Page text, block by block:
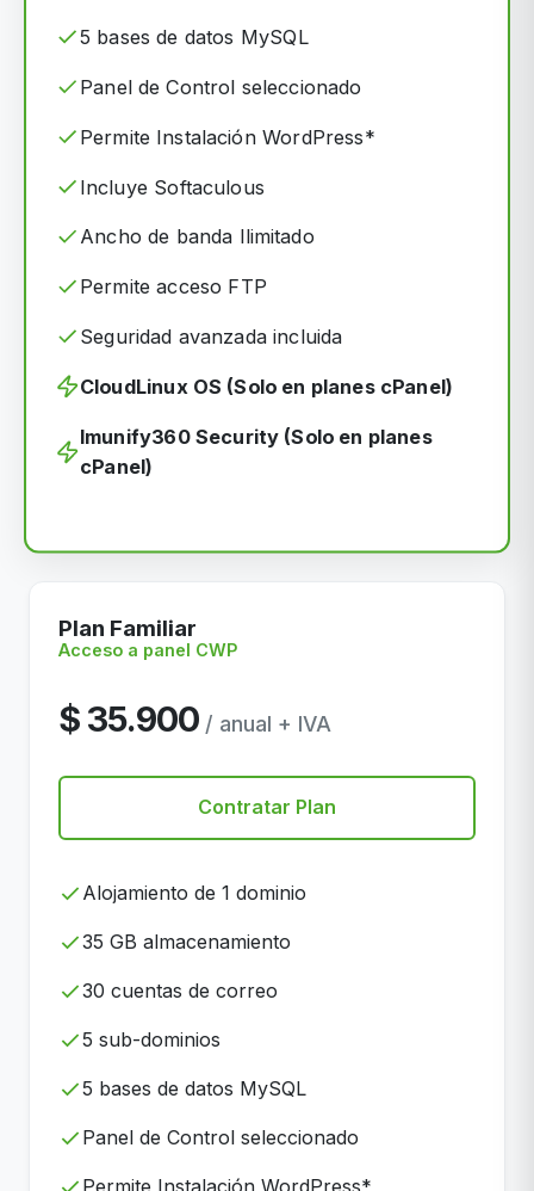
5 bases de datos MySQL
Panel de Control seleccionado
Permite Instalación WordPress*
Incluye Softaculous
Ancho de banda Ilimitado
Permite acceso FTP
Seguridad avanzada incluida
CloudLinux OS (Solo en planes cPanel)
Imunify360 Security (Solo en planes
cPanel)
Plan Familiar
Acceso a panel CWP
$ 35.900 / anual + IVA
Contratar Plan
Alojamiento de 1 dominio
35 GB almacenamiento
30 cuentas de correo
5 sub-dominios
5 bases de datos MySQL
Panel de Control seleccionado